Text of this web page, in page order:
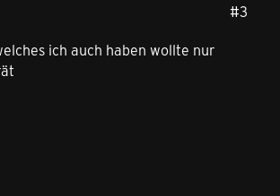
#3
ich auch haben wollte nur